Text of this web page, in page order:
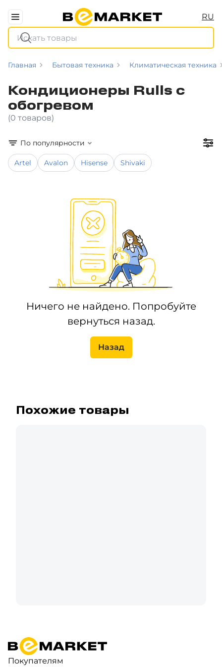
RU
Главная Бытовая техника Климатическая техника
Кондиционеры Rulls с
обогревом
(0 товаров)
По популярности
Artel Avalon Hisense Shivaki
Ничего не найдено. Попробуйте
вернуться назад.
Назад
Похожие товары
Покупателям